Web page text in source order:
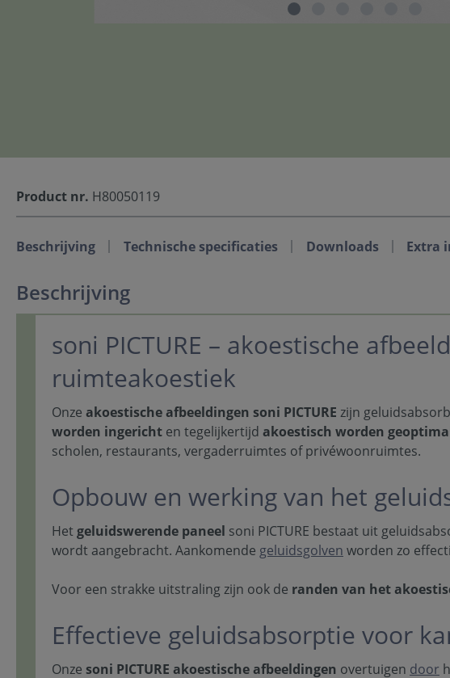
Product nr. H80050119
Beschrijving Technische specificaties Downloads Extra
Beschrijving
soni PICTURE – akoestische
ruimteakoestiek
Onze akoestische afbeeldingen soni PICTURE zijn
worden ingericht en tegelijkertijd akoestisch worden
scholen, restaurants, vergaderruimtes of privéwoonruimtes.
Opbouw en werking van het
Het geluidswerende paneel soni PICTURE bestaat uit
wordt aangebracht. Aankomende geluidsgolven worden zo
Voor een strakke uitstraling zijn ook de randen van het
Effectieve geluidsabsorptie voor
Onze soni PICTURE akoestische afbeeldingen overtuigen door